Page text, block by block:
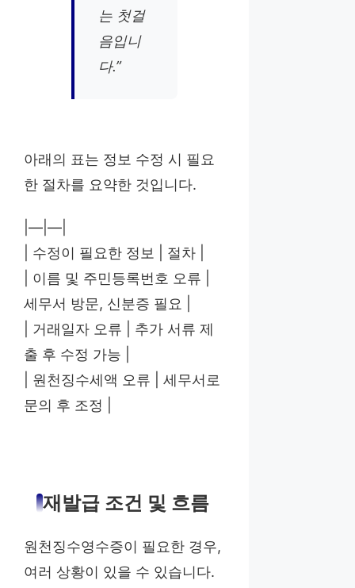
는 첫걸
음입니
다.”
아래의 표는 정보 수정 시 필요
한 절차를 요약한 것입니다.
|—|—|
| 수정이 필요한 정보 | 절차 |
| 이름 및 주민등록번호 오류 |
세무서 방문, 신분증 필요 |
| 거래일자 오류 | 추가 서류 제
출 후 수정 가능 |
| 원천징수세액 오류 | 세무서로
문의 후 조정 |
재발급 조건 및 흐름
원천징수영수증이 필요한 경우,
여러 상황이 있을 수 있습니다.